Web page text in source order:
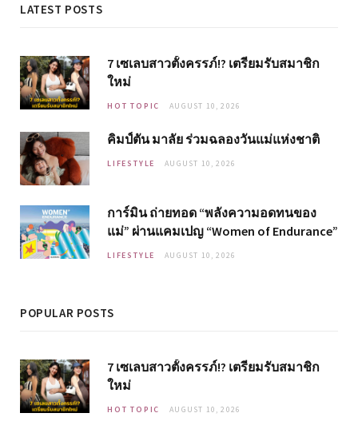
LATEST POSTS
7 เซเลบสาวตั้งครรภ์!? เตรียมรับสมาชิก
ใหม่
HOT TOPIC AUGUST 10, 2026
คิมป์ตัน มาลัย ร่วมฉลองวันแม่แห่งชาติ
LIFESTYLE AUGUST 10, 2026
การ์มิน ถ่ายทอด “พลังความอดทนของ
แม่” ผ่านแคมเปญ “Women of Endurance”
LIFESTYLE AUGUST 10, 2026
POPULAR POSTS
7 เซเลบสาวตั้งครรภ์!? เตรียมรับสมาชิก
ใหม่
HOT TOPIC AUGUST 10, 2026